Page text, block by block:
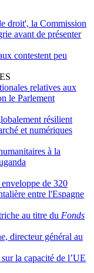
droit', la Commission
avant de présenter
contestent peu
relatives aux
le Parlement
résilient
et numériques
à la
de 320
entre l'Espagne
au titre du Fonds
directeur général au
la capacité de l’UE